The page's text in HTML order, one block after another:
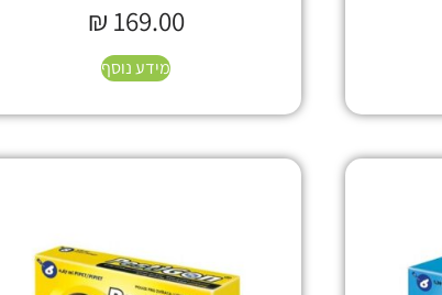
₪ 169.00
מידע נוסף